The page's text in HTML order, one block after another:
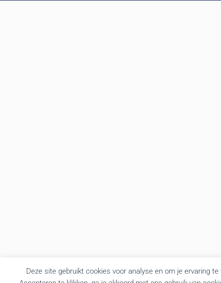
Deze site gebruikt cookies voor analyse en om je ervaring